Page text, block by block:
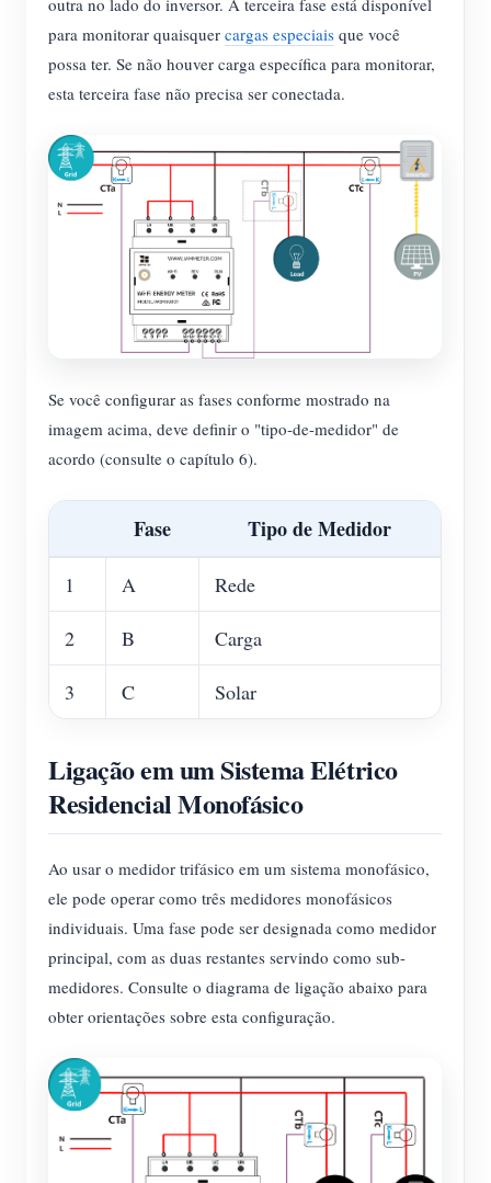
outra no lado do inversor. A terceira fase está disponível
para monitorar quaisquer cargas especiais que você
possa ter. Se não houver carga específica para monitorar,
esta terceira fase não precisa ser conectada.
Se você configurar as fases conforme mostrado na
imagem acima, deve definir o "tipo-de-medidor" de
acordo (consulte o capítulo 6).
Fase Tipo de Medidor
1 A Rede
2 B Carga
3 C Solar
Ligação em um Sistema Elétrico
Residencial Monofásico
Ao usar o medidor trifásico em um sistema monofásico,
ele pode operar como três medidores monofásicos
individuais. Uma fase pode ser designada como medidor
principal, com as duas restantes servindo como sub-
medidores. Consulte o diagrama de ligação abaixo para
obter orientações sobre esta configuração.